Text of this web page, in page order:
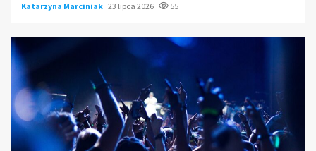
Katarzyna Marciniak 23 lipca 2026 55